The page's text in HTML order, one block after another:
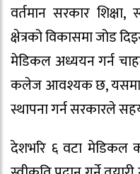
वर्तमान सरकार शिक्षा,
क्षेत्रको विकासमा जोड
मेडिकल अध्ययन गर्न
कलेज आवश्यक छ, यसमा
स्थापना गर्न सरकारले
देशभरि ६ वटा मेडिकल